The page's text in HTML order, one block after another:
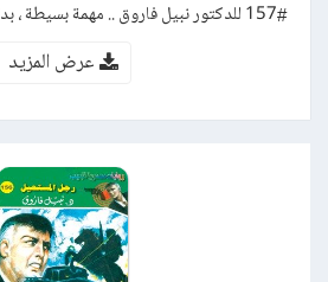
#157 للدكتور نبيل فاروق .. مهمة بسيطة ، بدأ بها ( أدهم ) عمله…
عرض المزيد